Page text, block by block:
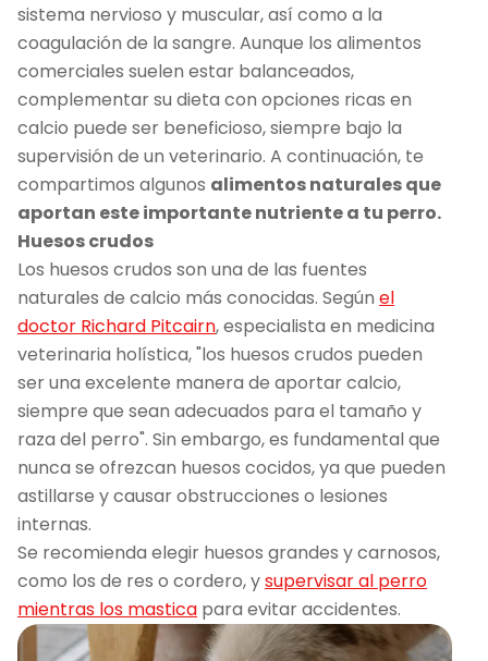
sistema nervioso y muscular, así como a la
coagulación de la sangre. Aunque los alimentos
comerciales suelen estar balanceados,
complementar su dieta con opciones ricas en
calcio puede ser beneficioso, siempre bajo la
supervisión de un veterinario. A continuación, te
compartimos algunos alimentos naturales que
aportan este importante nutriente a tu perro.
Huesos crudos
Los huesos crudos son una de las fuentes
naturales de calcio más conocidas. Según el
doctor Richard Pitcairn, especialista en medicina
veterinaria holística, "los huesos crudos pueden
ser una excelente manera de aportar calcio,
siempre que sean adecuados para el tamaño y
raza del perro". Sin embargo, es fundamental que
nunca se ofrezcan huesos cocidos, ya que pueden
astillarse y causar obstrucciones o lesiones
internas.
Se recomienda elegir huesos grandes y carnosos,
como los de res o cordero, ysupervisar al perro
mientras los mastica para evitar accidentes.